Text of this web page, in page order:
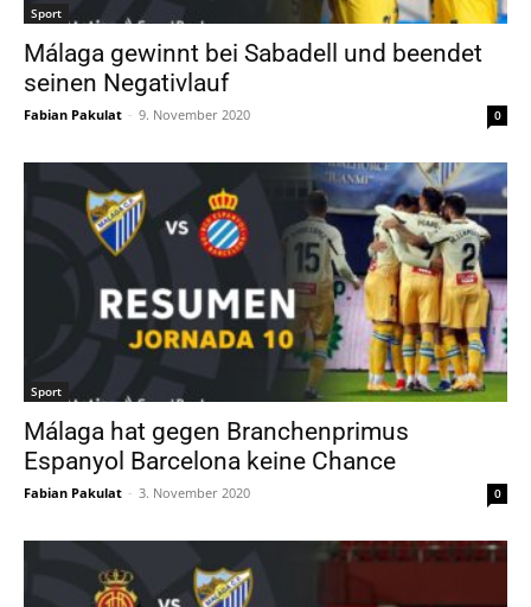
Sport
Málaga gewinnt bei Sabadell und beendet
seinen Negativlauf
Fabian Pakulat - 9. November 2020 0
Sport
Málaga hat gegen Branchenprimus
Espanyol Barcelona keine Chance
Fabian Pakulat - 3. November 2020 0